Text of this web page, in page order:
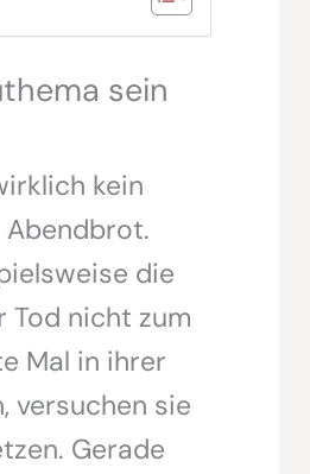
sein
kein
die
Tod nicht zum
Mal in ihrer
versuchen sie
Gerade